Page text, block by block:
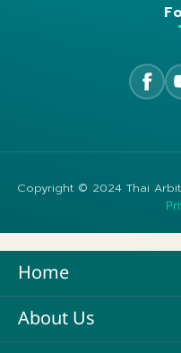
Copyright © 2024 Thai
Home
About Us